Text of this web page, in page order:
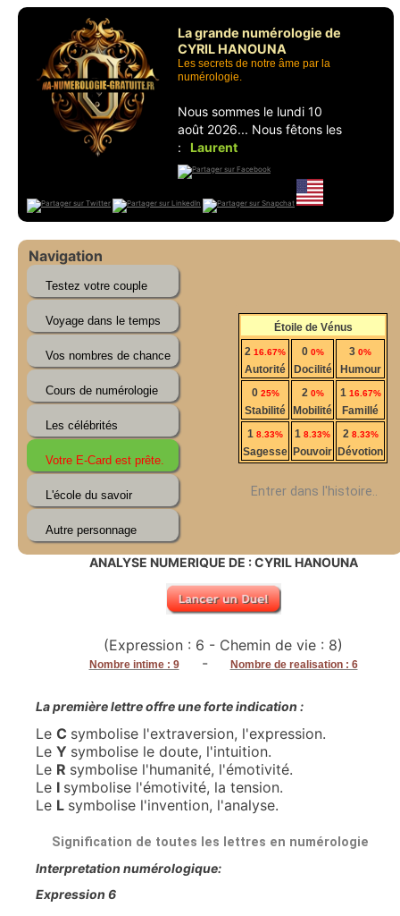
La grande numérologie de
CYRIL HANOUNA
Les secrets de notre âme par la
numérologie.
Nous sommes le lundi 10
août 2026... Nous fêtons les
:
Laurent
Navigation
Étoile de Vénus
2 16.67%
Autorité
00%
Docilité
3 0%
Humour
025%
Stabilité
2 0%
Mobilité
1 16.67%
Famillé
1 8.33%
Sagesse
1 8.33%
Pouvoir
2 8.33%
Dévotion
Entrer dans l'histoire..
ANALYSE NUMERIQUE DE : CYRIL HANOUNA
(Expression : 6 - Chemin de vie : 8)
Nombre intime : 9 - Nombre de realisation : 6
La première lettre offre une forte indication :
Le C symbolise l'extraversion, l'expression.
Le Y symbolise le doute, l'intuition.
Le R symbolise l'humanité, l'émotivité.
Le I symbolise l'émotivité, la tension.
Le L symbolise l'invention, l'analyse.
Signification de toutes les lettres en numérologie
Interpretation numérologique:
Expression 6